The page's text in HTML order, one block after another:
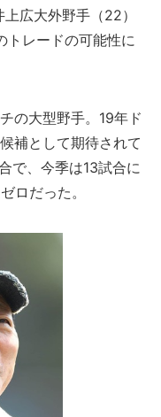
広大外野手（22）
トレードの可能性に
の大型野手。19年ド
補として期待されて
で、今季は13試合に
ロだった。